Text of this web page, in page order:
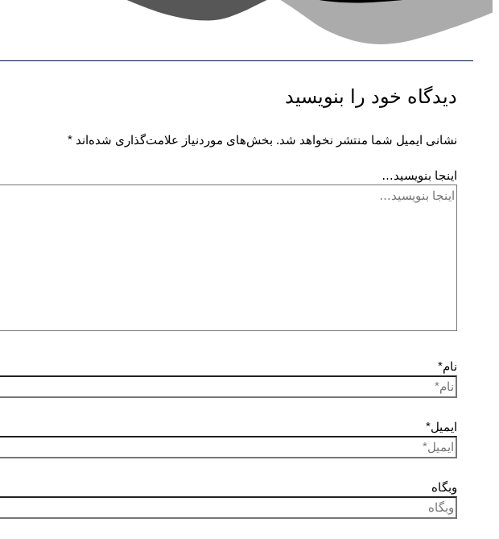
دیدگاه‌ خود را بنویسید
نشانی ایمیل شما منتشر نخواهد شد. بخش‌های موردنیاز علامت‌گذاری شده‌اند *
اینجا بنویسید…
نام*
ایمیل*
وبگاه